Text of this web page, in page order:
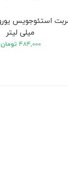
میلی لیتر
۴۸۴,۰۰۰ تومان